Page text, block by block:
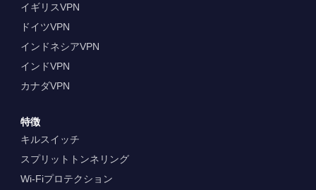
イギリスVPN
ドイツVPN
インドネシアVPN
インドVPN
カナダVPN
特徴
キルスイッチ
スプリットトンネリング
Wi-Fiプロテクション